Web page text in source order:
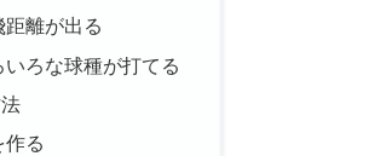
距離が出る
ろな球種が打てる
作る